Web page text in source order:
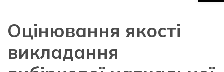
Оцінювання якості
викладання